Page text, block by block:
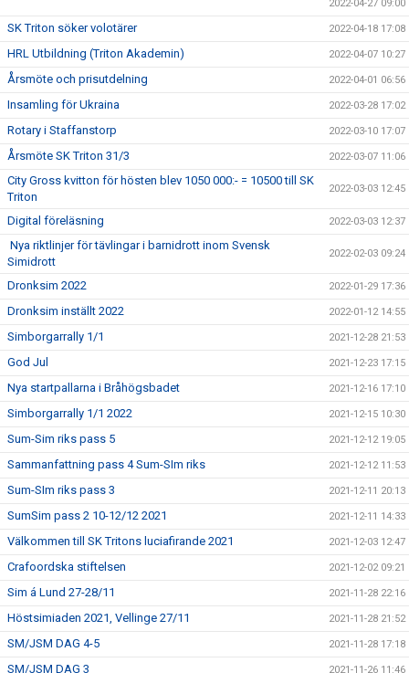
2022-04-27 09:00
SK Triton söker volotärer 2022-04-18 17:08
HRL Utbildning (Triton Akademin) 2022-04-07 10:27
Årsmöte och prisutdelning 2022-04-01 06:56
Insamling för Ukraina 2022-03-28 17:02
Rotary i Staffanstorp 2022-03-10 17:07
Årsmöte SK Triton 31/3 2022-03-07 11:06
City Gross kvitton för hösten blev 1050 000:- = 10500 till SK
Triton
2022-03-03 12:45
Digital föreläsning 2022-03-03 12:37
Nya riktlinjer för tävlingar i barnidrott inom Svensk
Simidrott
2022-02-03 09:24
Dronksim 2022 2022-01-29 17:36
Dronksim inställt 2022 2022-01-12 14:55
Simborgarrally 1/1 2021-12-28 21:53
God Jul 2021-12-23 17:15
Nya startpallarna i Bråhögsbadet 2021-12-16 17:10
Simborgarrally 1/1 2022 2021-12-15 10:30
Sum-Sim riks pass 5 2021-12-12 19:05
Sammanfattning pass 4 Sum-SIm riks 2021-12-12 11:53
Sum-SIm riks pass 3 2021-12-11 20:13
SumSim pass 2 10-12/12 2021 2021-12-11 14:33
Välkommen till SK Tritons luciafirande 2021 2021-12-03 12:47
Crafoordska stiftelsen 2021-12-02 09:21
Sim á Lund 27-28/11 2021-11-28 22:16
Höstsimiaden 2021, Vellinge 27/11 2021-11-28 21:52
SM/JSM DAG 4-5 2021-11-28 17:18
SM/JSM DAG 3 2021-11-26 11:46